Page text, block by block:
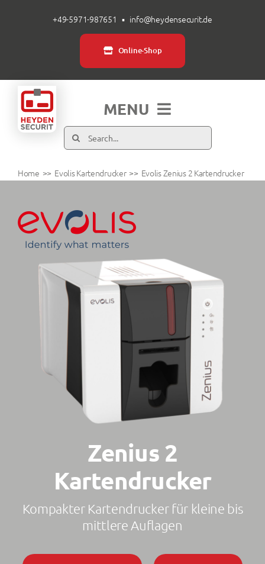
+49-5971-987651 ▪ info@heydensecurit.de
Online-Shop
MENU
Branchen
Über uns
Service
Suche
Home Evolis Kartendrucker Evolis Zenius 2 Kartendrucker
Zenius 2
Kartendrucker
Kompakter Kartendrucker für kleine bis
mittlere Auflagen